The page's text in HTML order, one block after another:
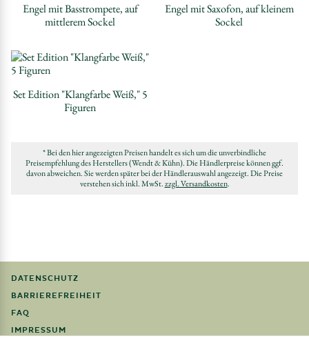
Engel mit Basstrompete, auf
mittlerem Sockel
Engel mit Saxofon, auf kleinem
Sockel
Set Edition "Klangfarbe Weiß," 5
Figuren
* Bei den hier angezeigten Preisen handelt es sich um die unverbindliche
Preisempfehlung des Herstellers (Wendt & Kühn). Die Händlerpreise können ggf.
davon abweichen. Sie werden später bei der Händlerauswahl angezeigt. Die Preise
verstehen sich inkl. MwSt.zzgl. Versandkosten.
DATENSCHUTZ
BARRIEREFREIHEIT
FAQ
IMPRESSUM